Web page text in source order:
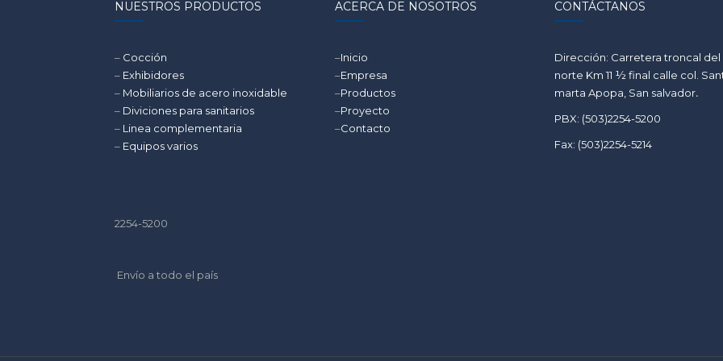
NUESTROS PRODUCTOS
– Cocción
– Exhibidores
– Mobiliarios de acero inoxidable
– Diviciones para sanitarios
– Linea complementaria
– Equipos varios
2254-5200
Envío a todo el país
ACERCA DE NOSOTROS
–Inicio
–Empresa
–Productos
–Proyecto
–Contacto
CONTÁCTANOS
Dirección: Carretera troncal del
norte Km 11 ½ final calle col.
marta Apopa, San salvador.
PBX: (503)2254-5200
Fax: (503)2254-5214